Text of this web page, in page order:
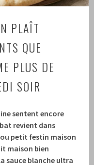
PLAÎT
QUE
PLUS DE
SOIR
sentent encore
revient dans
petit festin maison
maison bien
sauce blanche ultra